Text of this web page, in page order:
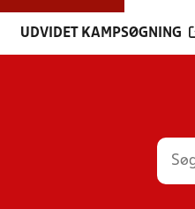
UDVIDET KAMPSØGNING